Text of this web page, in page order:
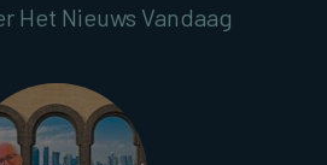
Het Nieuws Vandaag